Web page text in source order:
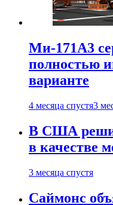
Ми-171А3
полностью
варианте
4 месяца спустя3
В США
в качестве
3 месяца спустя
Саймонс